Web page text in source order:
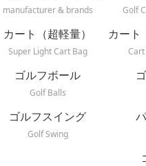
manufacturer & brands
Golf
カート（超軽量）
Super Light Cart Bag
カート
ゴルフボール
Golf Balls
ゴルフスイング
Golf Swing